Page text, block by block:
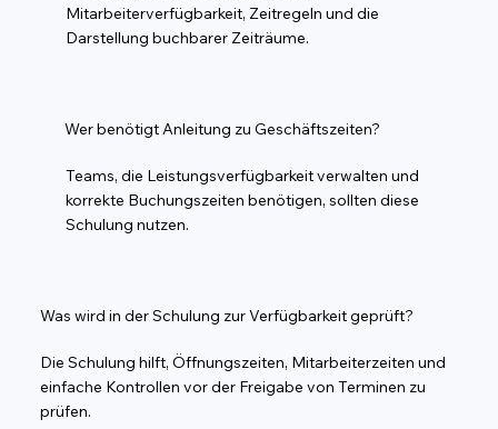
Mitarbeiterverfügbarkeit, Zeitregeln und die
Darstellung buchbarer Zeiträume.
Wer benötigt Anleitung zu Geschäftszeiten?
Teams, die Leistungsverfügbarkeit verwalten und
korrekte Buchungszeiten benötigen, sollten diese
Schulung nutzen.
Was wird in der Schulung zur Verfügbarkeit geprüft?
Die Schulung hilft, Öffnungszeiten, Mitarbeiterzeiten und
einfache Kontrollen vor der Freigabe von Terminen zu
prüfen.